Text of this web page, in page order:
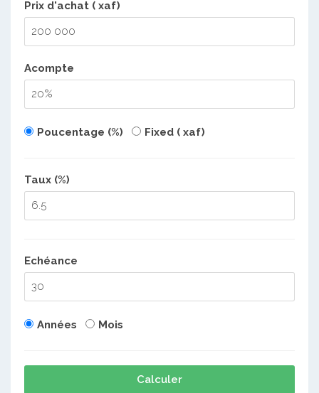
Prix d'achat ( xaf)
Acompte
Poucentage (%) Fixed ( xaf)
Taux (%)
Echéance
Années Mois
Calculer